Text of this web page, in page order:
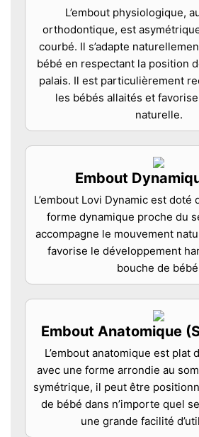
L’embout physiologique,
orthodontique, est
courbé. Il s’adapte
bébé en respectant la position
palais. Il est particulièrement
les bébés allaités et
naturelle.
Embout
L’embout Lovi Dynamic est doté
forme dynamique proche du
accompagne le mouvement
favorise le développement
bouche de
Embout Anatomique
L’embout anatomique est plat
avec une forme arrondie au
symétrique, il peut être
de bébé dans n’importe quel
une grande facilité